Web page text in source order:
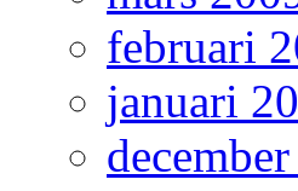
februari
januari